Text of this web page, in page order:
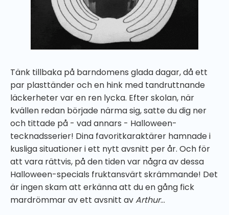
Tänk tillbaka på barndomens glada dagar, då ett
par plasttänder och en hink med tandruttnande
läckerheter var en ren lycka. Efter skolan, när
kvällen redan började närma sig, satte du dig ner
och tittade på - vad annars - Halloween-
tecknadsserier! Dina favoritkaraktärer hamnade i
kusliga situationer i ett nytt avsnitt per år. Och för
att vara rättvis, på den tiden var några av dessa
Halloween-specials fruktansvärt skrämmande! Det
är ingen skam att erkänna att du en gång fick
mardrömmar av ett avsnitt avArthur…